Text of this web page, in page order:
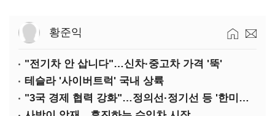
황준익
"전기차 안 삽니다"…신차·중고차 가격 '뚝'
테슬라 '사이버트럭' 국내 상륙
"3국 경제 협력 강화"…정의선·정기선 등 '한미일 경제대화' 참석